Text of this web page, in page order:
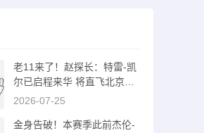
老11来了！赵探长：特雷-凯
尔已启程来华 将直飞北京和
山西队会合
2026-07-25
金身告破！本赛季此前杰伦-